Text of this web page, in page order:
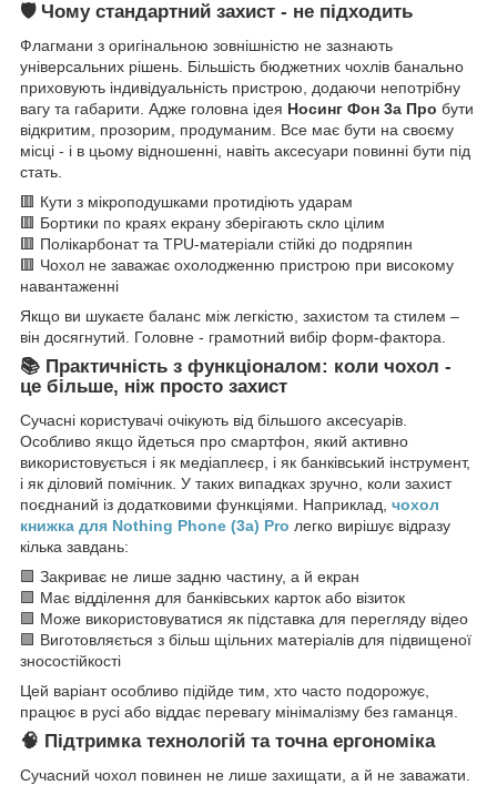
🛡 Чому стандартний захист - не підходить
Флагмани з оригінальною зовнішністю не зазнають
універсальних рішень. Більшість бюджетних чохлів банально
приховують індивідуальність пристрою, додаючи непотрібну
вагу та габарити. Адже головна ідея Носинг Фон 3а Про бути
відкритим, прозорим, продуманим. Все має бути на своєму
місці - і в цьому відношенні, навіть аксесуари повинні бути під
стать.
🟥 Кути з мікроподушками протидіють ударам
🟥 Бортики по краях екрану зберігають скло цілим
🟥 Полікарбонат та TPU-матеріали стійкі до подряпин
🟥 Чохол не заважає охолодженню пристрою при високому
навантаженні
Якщо ви шукаєте баланс між легкістю, захистом та стилем –
він досягнутий. Головне - грамотний вибір форм-фактора.
📚 Практичність з функціоналом: коли чохол -
це більше, ніж просто захист
Сучасні користувачі очікують від більшого аксесуарів.
Особливо якщо йдеться про смартфон, який активно
використовується і як медіаплеєр, і як банківський інструмент,
і як діловий помічник. У таких випадках зручно, коли захист
поєднаний із додатковими функціями. Наприклад, чохол
книжка для Nothing Phone (3a) Pro легко вирішує відразу
кілька завдань:
🟩 Закриває не лише задню частину, а й екран
🟩 Має відділення для банківських карток або візиток
🟩 Може використовуватися як підставка для перегляду відео
🟩 Виготовляється з більш щільних матеріалів для підвищеної
зносостійкості
Цей варіант особливо підійде тим, хто часто подорожує,
працює в русі або віддає перевагу мінімалізму без гаманця.
🧠 Підтримка технологій та точна ергономіка
Сучасний чохол повинен не лише захищати, а й не заважати.